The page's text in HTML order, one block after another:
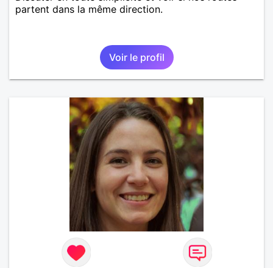
partent dans la même direction.
Voir le profil